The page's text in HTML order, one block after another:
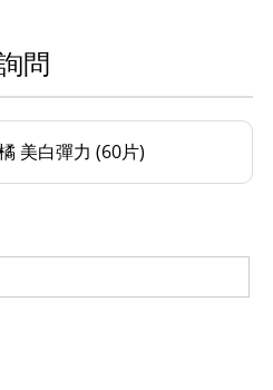
問
美白彈力 (60片)